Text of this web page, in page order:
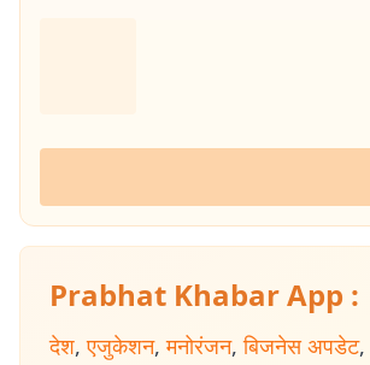
Prabhat Khabar App :
देश, एजुकेशन, मनोरंजन, बिजनेस अपडेट,